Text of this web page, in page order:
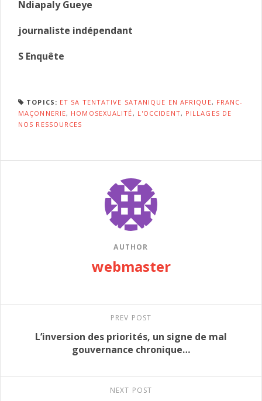
Ndiapaly Gueye
journaliste indépendant
S Enquête
TOPICS: ET SA TENTATIVE SATANIQUE EN AFRIQUE, FRANC-
MAÇONNERIE, HOMOSEXUALITÉ , L'OCCIDENT, PILLAGES DE
NOS RESSOURCES
AUTHOR
webmaster
PREV POST
L’inversion des priorités, un signe de mal
gouvernance chronique…
NEXT POST